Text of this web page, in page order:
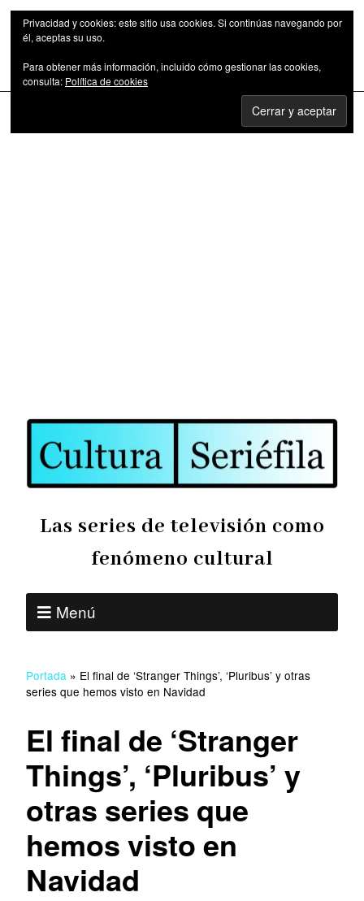
Las series de televisión como fenómeno cultural
Las series de televisión como
fenómeno cultural
Menú
Portada » El final de ‘Stranger Things’, ‘Pluribus’ y otras
series que hemos visto en Navidad
El final de ‘Stranger
Things’, ‘Pluribus’ y
otras series que
hemos visto en
Navidad
Privacidad y cookies: este sitio usa cookies. Si continúas navegando por
él, aceptas su uso.
Para obtener más información, incluido cómo gestionar las cookies,
consulta: Política de cookies